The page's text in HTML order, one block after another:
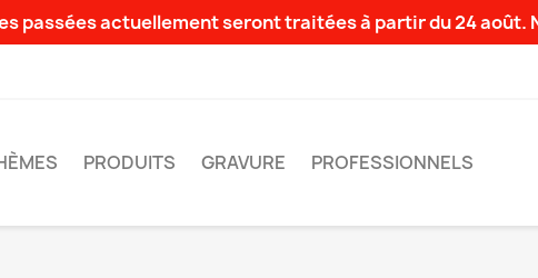
passées actuellement seront traitées à partir du 24 août.
PRODUITS GRAVURE PROFESSIONNELS